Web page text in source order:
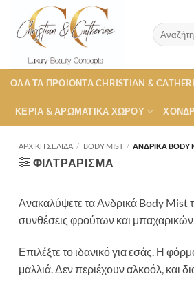
Μετάβαση
περιεχόμενο
Αναζήτηση
για:
ΟΛΑ ΤΑ ΠΡΟΙΟΝΤΑ CHRISTIAN &
ΚΕΡΙΑ & ΑΡΩΜΑΤΙΚΑ ΧΩΡΟΥ
ΑΡΧΙΚΉ ΣΕΛΊΔΑ / BODY MIST / ΑΝΔΡΙΚΆ BODY
ΦΙΛΤΡΆΡΙΣΜΑ
Ανακαλύψετε τα Ανδρικά Body Mist
συνθέσεις φρούτων και
Επιλέξτε το ιδανικό για εσάς. Η
μαλλιά. Δεν περιέχουν αλκοόλ, και